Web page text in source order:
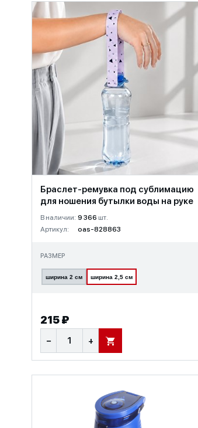
Браслет-ремувка под сублимацию
для ношения бутылки воды на руке
В наличии: 9 366 шт.
Артикул:
oas-828863
РАЗМЕР
ширина 2 см ширина 2,5 см
215 ₽
− + В КОРЗИНУ